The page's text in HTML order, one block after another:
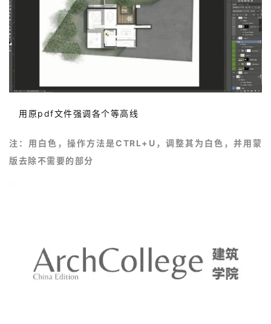
用原pdf文件强调各个等高线
注： 用白色，操作方法是CTRL+U，调整其为白色，并用蒙
版去除不需要的部分